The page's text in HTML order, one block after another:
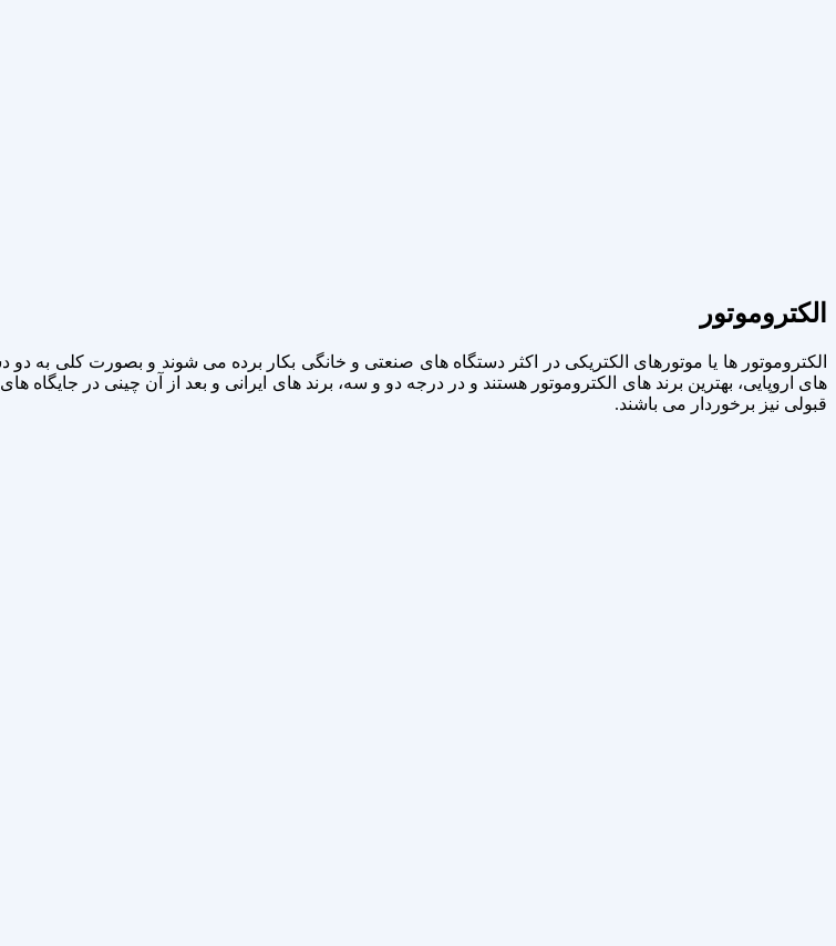
الکتروموتور
الکتروموتور ها یا موتورهای الکتریکی در اکثر دستگاه های صنعتی و خانگی بکار برده می شوند و بصورت کلی
های اروپایی، بهترین برند های الکتروموتور هستند و در درجه دو و سه، برند های ایرانی و بعد از آن چینی در
قبولی نیز برخوردار می باشند.